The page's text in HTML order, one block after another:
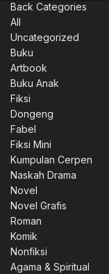
Back Categories
All
Uncategorized
Buku
Artbook
Buku Anak
Fiksi
Dongeng
Fabel
Fiksi Mini
Kumpulan Cerpen
Naskah Drama
Novel
Novel Grafis
Roman
Komik
Nonfiksi
Agama & Spiritual